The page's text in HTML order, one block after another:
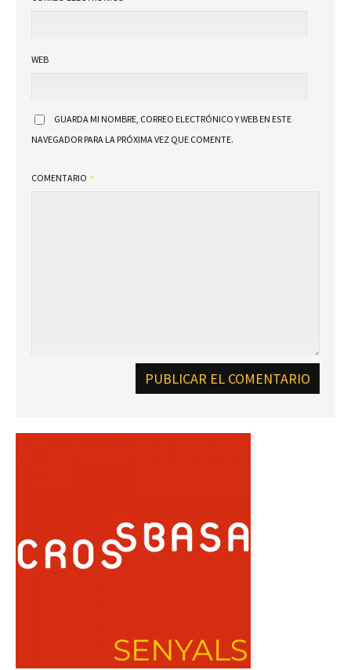
WEB
GUARDA MI NOMBRE, CORREO ELECTRÓNICO Y WEB EN ESTE
NAVEGADOR PARA LA PRÓXIMA VEZ QUE COMENTE.
COMENTARIO